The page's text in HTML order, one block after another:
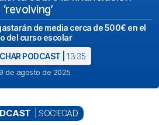
‘revolving’
de media cerca de 500€ en el
del curso escolar
PODCAST | 13:35
de agosto de 2025
SOCIEDAD